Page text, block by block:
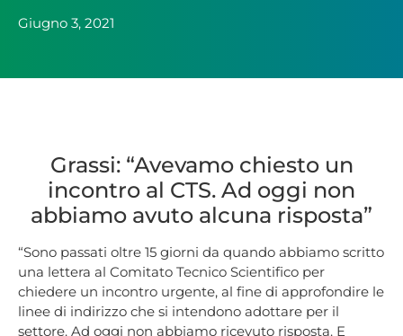
Giugno 3, 2021
Grassi: “Avevamo chiesto un
incontro al CTS. Ad oggi non
abbiamo avuto alcuna risposta”
“Sono passati oltre 15 giorni da quando abbiamo scritto
una lettera al Comitato Tecnico Scientifico per
chiedere un incontro urgente, al fine di approfondire le
linee di indirizzo che si intendono adottare per il
settore. Ad oggi non abbiamo ricevuto risposta. E